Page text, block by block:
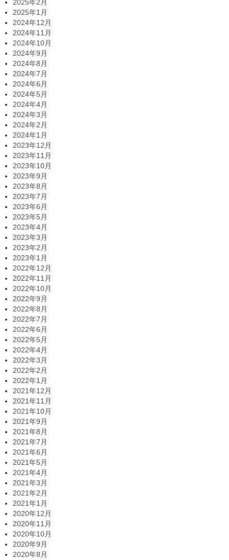
2025年2月
2025年1月
2024年12月
2024年11月
2024年10月
2024年9月
2024年8月
2024年7月
2024年6月
2024年5月
2024年4月
2024年3月
2024年2月
2024年1月
2023年12月
2023年11月
2023年10月
2023年9月
2023年8月
2023年7月
2023年6月
2023年5月
2023年4月
2023年3月
2023年2月
2023年1月
2022年12月
2022年11月
2022年10月
2022年9月
2022年8月
2022年7月
2022年6月
2022年5月
2022年4月
2022年3月
2022年2月
2022年1月
2021年12月
2021年11月
2021年10月
2021年9月
2021年8月
2021年7月
2021年6月
2021年5月
2021年4月
2021年3月
2021年2月
2021年1月
2020年12月
2020年11月
2020年10月
2020年9月
2020年8月